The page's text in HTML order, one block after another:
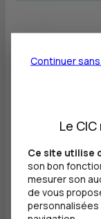
Continuer
Le
Ce site utilise
son bon
mesurer son
de vous